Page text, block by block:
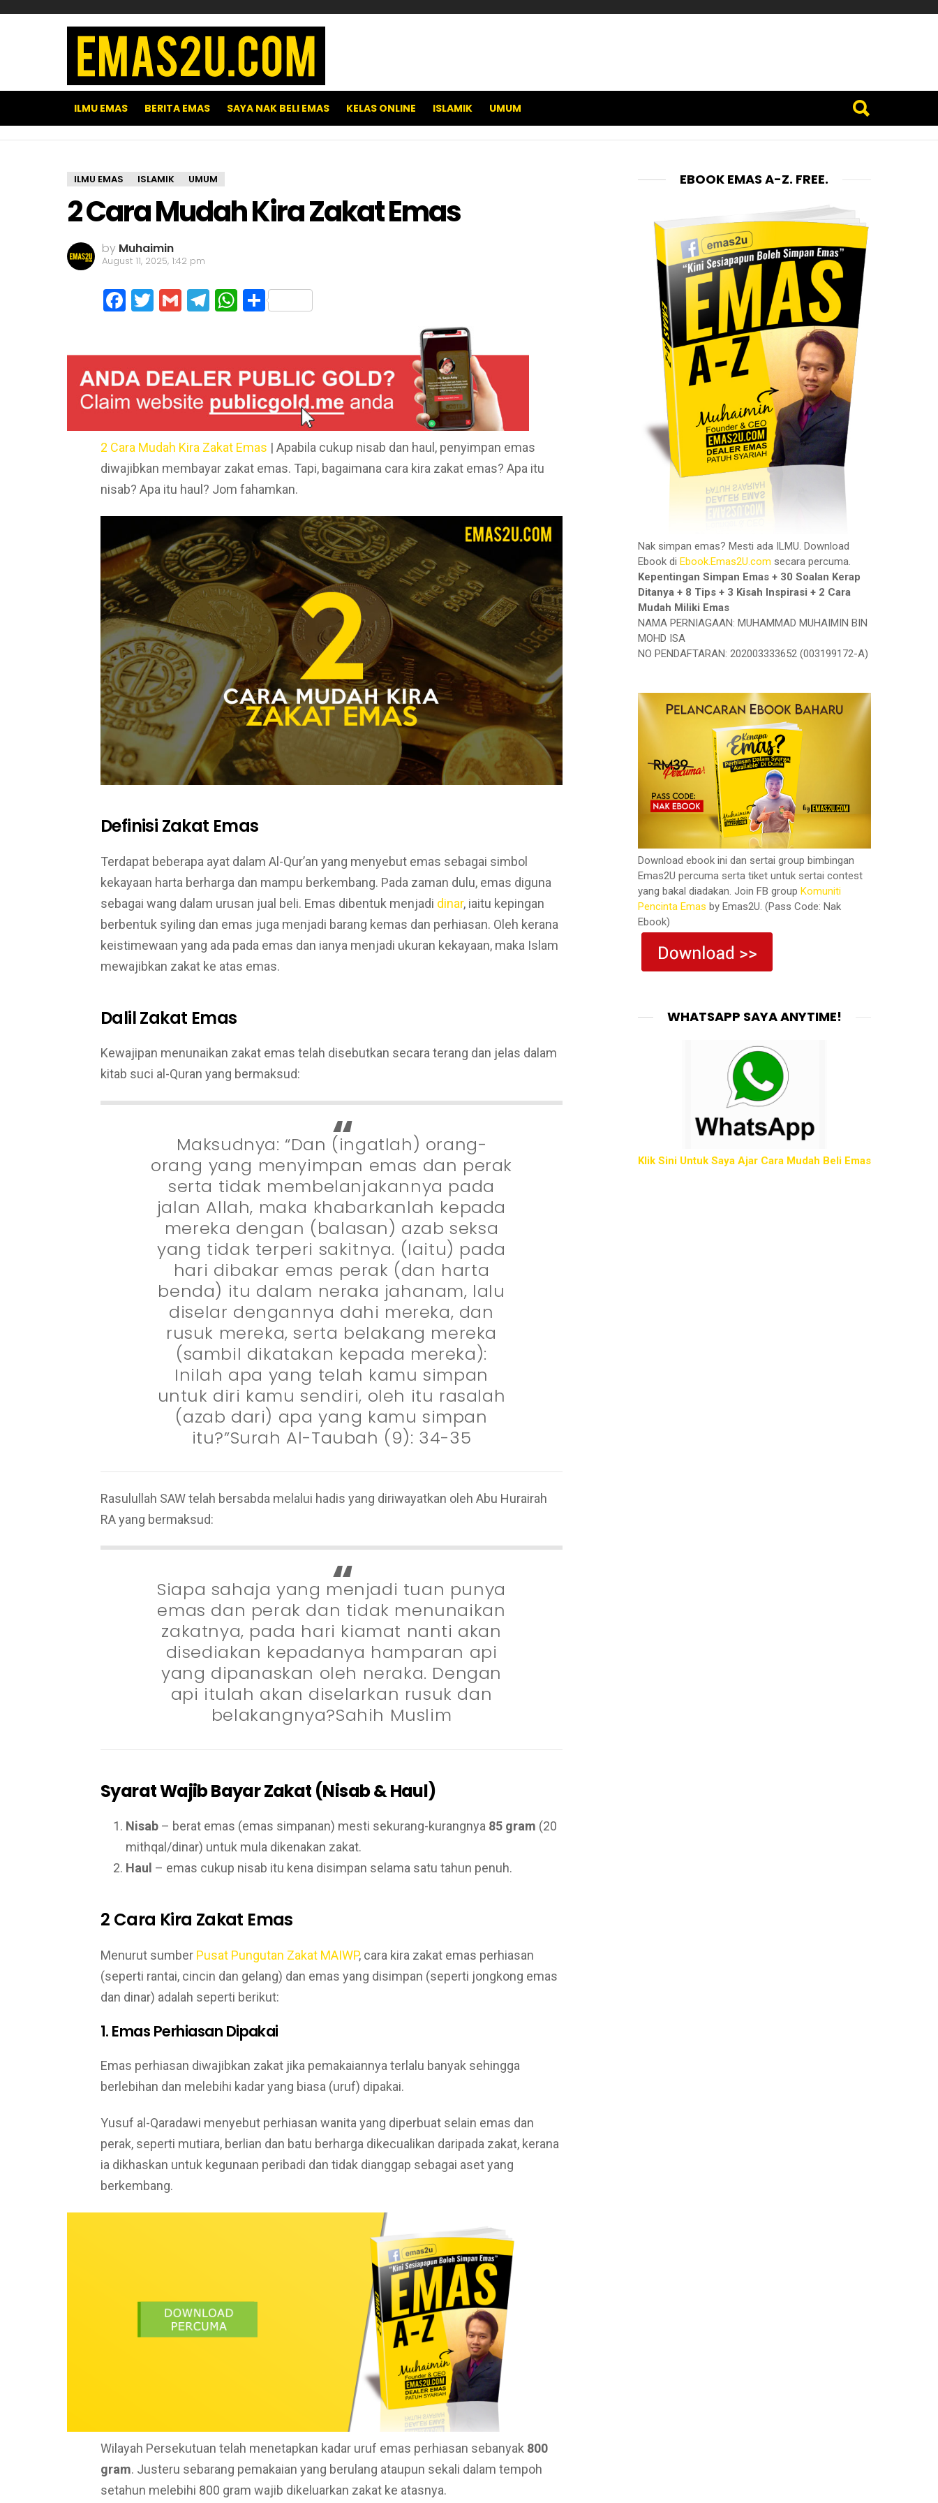
ILMU EMAS BERITA EMAS SAYA NAK BELI EMAS KELAS ONLINE ISLAMIK UMUM
ILMU EMAS ISLAMIK UMUM
2 Cara Mudah Kira Zakat Emas
by Muhaimin
August 11, 2025, 1:42 pm
Facebook
Twitter
GmailTelegram
WhatsApp
Share
2 Cara Mudah Kira Zakat Emas | Apabila cukup nisab dan haul, penyimpan emas
diwajibkan membayar zakat emas. Tapi, bagaimana cara kira zakat emas? Apa itu
nisab? Apa itu haul? Jom fahamkan.
Definisi Zakat Emas
Terdapat beberapa ayat dalam Al-Qur’an yang menyebut emas sebagai simbol
kekayaan harta berharga dan mampu berkembang. Pada zaman dulu, emas diguna
sebagai wang dalam urusan jual beli. Emas dibentuk menjadi dinar, iaitu kepingan
berbentuk syiling dan emas juga menjadi barang kemas dan perhiasan. Oleh kerana
keistimewaan yang ada pada emas dan ianya menjadi ukuran kekayaan, maka Islam
mewajibkan zakat ke atas emas.
Dalil Zakat Emas
Kewajipan menunaikan zakat emas telah disebutkan secara terang dan jelas dalam
kitab suci al-Quran yang bermaksud:
Maksudnya: “Dan (ingatlah) orang-
orang yang menyimpan emas dan perak
serta tidak membelanjakannya pada
jalan Allah, maka khabarkanlah kepada
mereka dengan (balasan) azab seksa
yang tidak terperi sakitnya. (Iaitu) pada
hari dibakar emas perak (dan harta
benda) itu dalam neraka jahanam, lalu
diselar dengannya dahi mereka, dan
rusuk mereka, serta belakang mereka
(sambil dikatakan kepada mereka):
Inilah apa yang telah kamu simpan
untuk diri kamu sendiri, oleh itu rasalah
(azab dari) apa yang kamu simpan
itu?”Surah Al-Taubah (9): 34-35
Rasulullah SAW telah bersabda melalui hadis yang diriwayatkan oleh Abu Hurairah
RA yang bermaksud:
Siapa sahaja yang menjadi tuan punya
emas dan perak dan tidak menunaikan
zakatnya, pada hari kiamat nanti akan
disediakan kepadanya hamparan api
yang dipanaskan oleh neraka. Dengan
api itulah akan diselarkan rusuk dan
belakangnya?Sahih Muslim
Syarat Wajib Bayar Zakat (Nisab & Haul)
Nisab – berat emas (emas simpanan) mesti sekurang-kurangnya 85 gram (20
mithqal/dinar) untuk mula dikenakan zakat.
Haul – emas cukup nisab itu kena disimpan selama satu tahun penuh.
2 Cara Kira Zakat Emas
Menurut sumber Pusat Pungutan Zakat MAIWP, cara kira zakat emas perhiasan
(seperti rantai, cincin dan gelang) dan emas yang disimpan (seperti jongkong emas
dan dinar) adalah seperti berikut:
1. Emas Perhiasan Dipakai
Emas perhiasan diwajibkan zakat jika pemakaiannya terlalu banyak sehingga
berlebihan dan melebihi kadar yang biasa (uruf) dipakai.
Yusuf al-Qaradawi menyebut perhiasan wanita yang diperbuat selain emas dan
perak, seperti mutiara, berlian dan batu berharga dikecualikan daripada zakat, kerana
ia dikhaskan untuk kegunaan peribadi dan tidak dianggap sebagai aset yang
berkembang.
Wilayah Persekutuan telah menetapkan kadar uruf emas perhiasan sebanyak 800
gram. Justeru sebarang pemakaian yang berulang ataupun sekali dalam tempoh
setahun melebihi 800 gram wajib dikeluarkan zakat ke atasnya.
EBOOK EMAS A-Z. FREE.
Nak simpan emas? Mesti ada ILMU. Download
Ebook di Ebook.Emas2U.com secara percuma.
Kepentingan Simpan Emas + 30 Soalan Kerap
Ditanya + 8 Tips + 3 Kisah Inspirasi + 2 Cara
Mudah Miliki Emas
NAMA PERNIAGAAN: MUHAMMAD MUHAIMIN BIN
MOHD ISA
NO PENDAFTARAN: 202003333652 (003199172-A)
Download ebook ini dan sertai group bimbingan
Emas2U percuma serta tiket untuk sertai contest
yang bakal diadakan. Join FB group Komuniti
Pencinta Emas by Emas2U. (Pass Code: Nak
Ebook)
WHATSAPP SAYA ANYTIME!
Klik Sini Untuk Saya Ajar Cara Mudah Beli Emas